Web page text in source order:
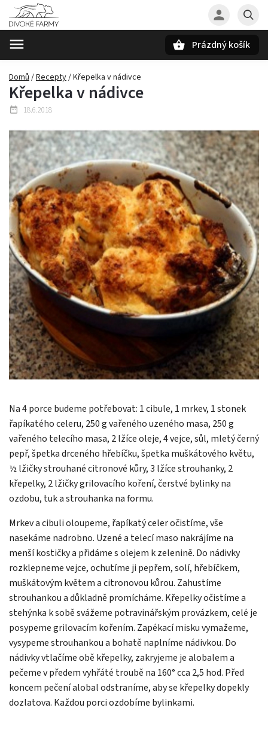
Prázdný košík
Domů/Recepty/Křepelka v nádivce
Křepelka v nádivce
18.6.2018
Na 4 porce budeme potřebovat: 1 cibule, 1 mrkev, 1 stonek
řapíkatého celeru, 250 g vařeného uzeného masa, 250 g
vařeného telecího masa, 2 lžíce oleje, 4 vejce, sůl, mletý černý
pepř, špetka drceného hřebíčku, špetka muškátového květu,
½ lžičky strouhané citronové kůry, 3 lžíce strouhanky, 2
křepelky, 2 lžičky grilovacího koření, čerstvé bylinky na
ozdobu, tuk a strouhanka na formu.
Mrkev a cibuli oloupeme, řapíkatý celer očistíme, vše
nasekáme nadrobno. Uzené a telecí maso nakrájíme na
menší kostičky a přidáme s olejem k zelenině. Do nádivky
rozklepneme vejce, ochutíme ji pepřem, solí, hřebíčkem,
muškátovým květem a citronovou kůrou. Zahustíme
strouhankou a důkladně promícháme. Křepelky očistíme a
stehýnka k sobě svážeme potravinářským provázkem, celé je
posypeme grilovacím kořením. Zapékací misku vymažeme,
vysypeme strouhankou a bohatě naplníme nádivkou. Do
nádivky vtlačíme obě křepelky, zakryjeme je alobalem a
pečeme v předem vyhřáté troubě na 160° cca 2,5 hod. Před
koncem pečení alobal odstraníme, aby se křepelky dopekly
dozlatova. Každou porci ozdobíme bylinkami.